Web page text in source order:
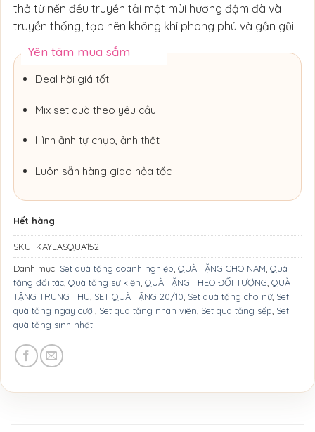
thở từ nến đều truyền tải một mùi hương đậm đà và
truyền thống, tạo nên không khí phong phú và gần gũi.
Yên tâm mua sắm
Deal hời giá tốt
Mix set quà theo yêu cầu
Hình ảnh tự chụp, ảnh thật
Luôn sẵn hàng giao hỏa tốc
Hết hàng
SKU: KAYLASQUA152
Danh mục: Set quà tặng doanh nghiệp QUÀ TẶNG CHO NAM Quà
tặng đối tác Quà tặng sự kiện QUÀ TẶNG THEO ĐỐI TƯỢNG QUÀ
TẶNG TRUNG THU SET QUÀ TẶNG 20/10 Set quà tặng cho nữ, Set
quà tặng ngày cưới Set quà tặng nhân viên Set quà tặng sếp Set
quà tặng sinh nhật